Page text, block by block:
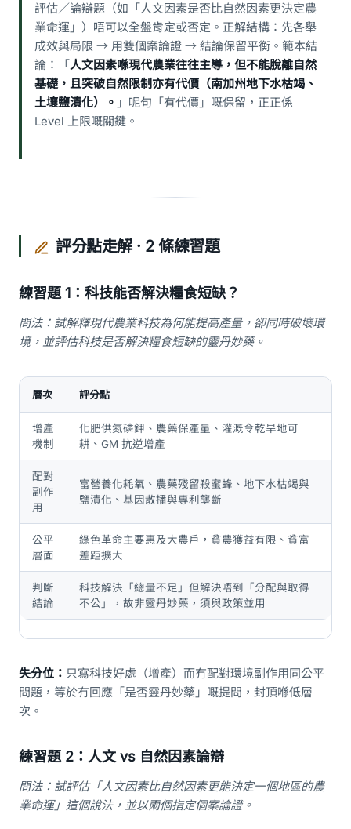
評估／論辯題（如「人文因素是否比自然因素更決定農
業命運」）唔可以全盤肯定或否定。正解結構：先各舉
成效與局限 → 用雙個案論證 → 結論保留平衡。範本結
論：「人文因素喺現代農業往往主導，但不能脫離自然
基礎，且突破自然限制亦有代價（南加州地下水枯竭、
土壤鹽漬化）。 」呢句「有代價」嘅保留，正正係
Level 上限嘅關鍵。
評分點走解 · 2 條練習題
練習題 1：科技能否解決糧食短缺？
問法：試解釋現代農業科技為何能提高產量，卻同時破壞環
境，並評估科技是否解決糧食短缺的靈丹妙藥。
層次 評分點
增產
機制
化肥供氮磷鉀、農藥保產量、灌溉令乾旱地可
耕、GM 抗逆增產
配對
副作
用
富營養化耗氧、農藥殘留殺蜜蜂、地下水枯竭與
鹽漬化、基因散播與專利壟斷
公平
層面
綠色革命主要惠及大農戶，貧農獲益有限、貧富
差距擴大
判斷
結論
科技解決「總量不足」但解決唔到「分配與取得
不公」，故非靈丹妙藥，須與政策並用
失分位： 只寫科技好處（增產）而冇配對環境副作用同公平
問題，等於冇回應「是否靈丹妙藥」嘅提問，封頂喺低層
次。
練習題 2：人文 vs 自然因素論辯
問法：試評估「人文因素比自然因素更能決定一個地區的農
業命運」這個說法，並以兩個指定個案論證。